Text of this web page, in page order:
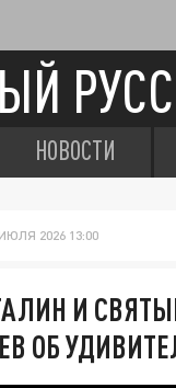
НОВОСТИ
2026 13:00
И
ОБ